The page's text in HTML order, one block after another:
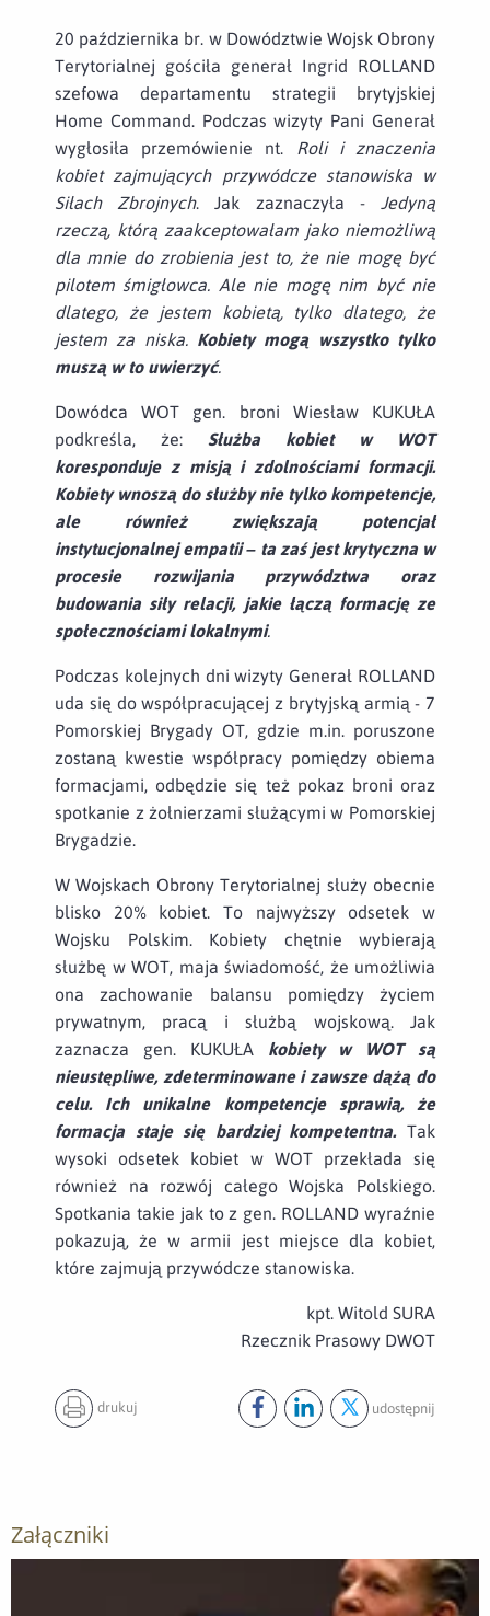
20 października br. w Dowództwie Wojsk Obrony
Terytorialnej gościła generał Ingrid ROLLAND
szefowa departamentu strategii brytyjskiej
Home Command. Podczas wizyty Pani Generał
wygłosiła przemówienie nt.
Roli i znaczenia
kobiet zajmujących przywódcze stanowiska w
Siłach Zbrojnych. Jak zaznaczyła -
Jedyną
rzeczą, którą zaakceptowałam jako niemożliwą
dla mnie do zrobienia jest to, że nie mogę być
pilotem śmigłowca. Ale nie mogę nim być nie
dlatego, że jestem kobietą, tylko dlatego, że
jestem za niska. Kobiety mogą wszystko tylko
muszą w to uwierzyć.
Dowódca WOT gen. broni Wiesław KUKUŁA
podkreśla, że: Służba kobiet w WOT
koresponduje z misją i zdolnościami formacji.
Kobiety wnoszą do służby nie tylko kompetencje,
ale również zwiększają potencjał
instytucjonalnej empatii – ta zaś jest krytyczna w
procesie rozwijania przywództwa oraz
budowania siły relacji, jakie łączą formację ze
społecznościami lokalnymi.
Podczas kolejnych dni wizyty Generał ROLLAND
uda się do współpracującej z brytyjską armią - 7
Pomorskiej Brygady OT, gdzie m.in. poruszone
zostaną kwestie współpracy pomiędzy obiema
formacjami, odbędzie się też pokaz broni oraz
spotkanie z żołnierzami służącymi w Pomorskiej
Brygadzie.
W Wojskach Obrony Terytorialnej służy obecnie
blisko 20% kobiet. To najwyższy odsetek w
Wojsku Polskim. Kobiety chętnie wybierają
służbę w WOT, maja świadomość, że umożliwia
ona zachowanie balansu pomiędzy życiem
prywatnym, pracą i służbą wojskową. Jak
zaznacza gen. KUKUŁA kobiety w WOTsą
nieustępliwe, zdeterminowane i zawsze dążą do
celu. Ich unikalne kompetencje sprawią, że
formacja staje się bardziej kompetentna.Tak
wysoki odsetek kobiet w WOT przekłada się
również na rozwój całego Wojska Polskiego.
Spotkania takie jak to z gen. ROLLAND wyraźnie
pokazują, że w armii jest miejsce dla kobiet,
które zajmują przywódcze stanowiska.
kpt. Witold SURA
Rzecznik Prasowy DWOT
drukuj udostępnij
Załączniki
Otwórz załącznik Wojsko gOTowe na kobiety!